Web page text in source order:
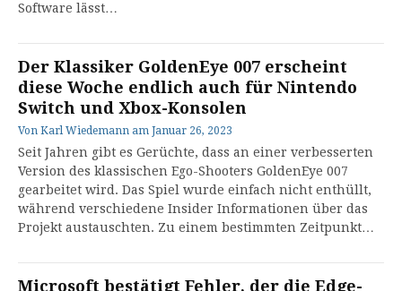
Software lässt…
Der Klassiker GoldenEye 007 erscheint
diese Woche endlich auch für Nintendo
Switch und Xbox-Konsolen
Von Karl Wiedemann am Januar 26, 2023
Seit Jahren gibt es Gerüchte, dass an einer verbesserten
Version des klassischen Ego-Shooters GoldenEye 007
gearbeitet wird. Das Spiel wurde einfach nicht enthüllt,
während verschiedene Insider Informationen über das
Projekt austauschten. Zu einem bestimmten Zeitpunkt…
Microsoft bestätigt Fehler, der die Edge-